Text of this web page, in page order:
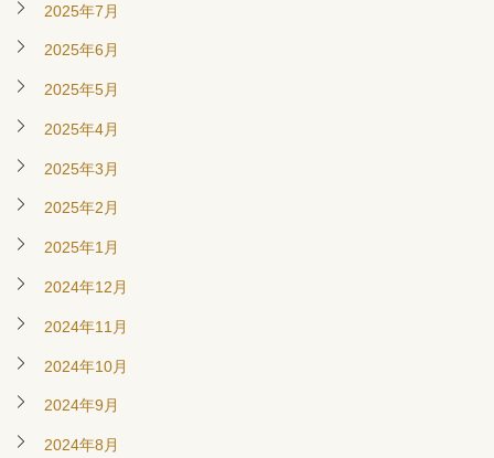
2025年7月
2025年6月
2025年5月
2025年4月
2025年3月
2025年2月
2025年1月
2024年12月
2024年11月
2024年10月
2024年9月
2024年8月